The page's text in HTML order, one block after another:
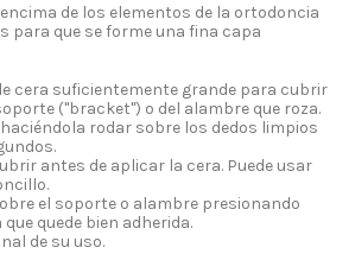
de los elementos de la ortodoncia
para que se forme una fina capa
cera suficientemente grande para cubrir
("bracket") o del alambre que roza.
rodar sobre los dedos limpios
antes de aplicar la cera. Puede usar
el soporte o alambre presionando
quede bien adherida.
de su uso.